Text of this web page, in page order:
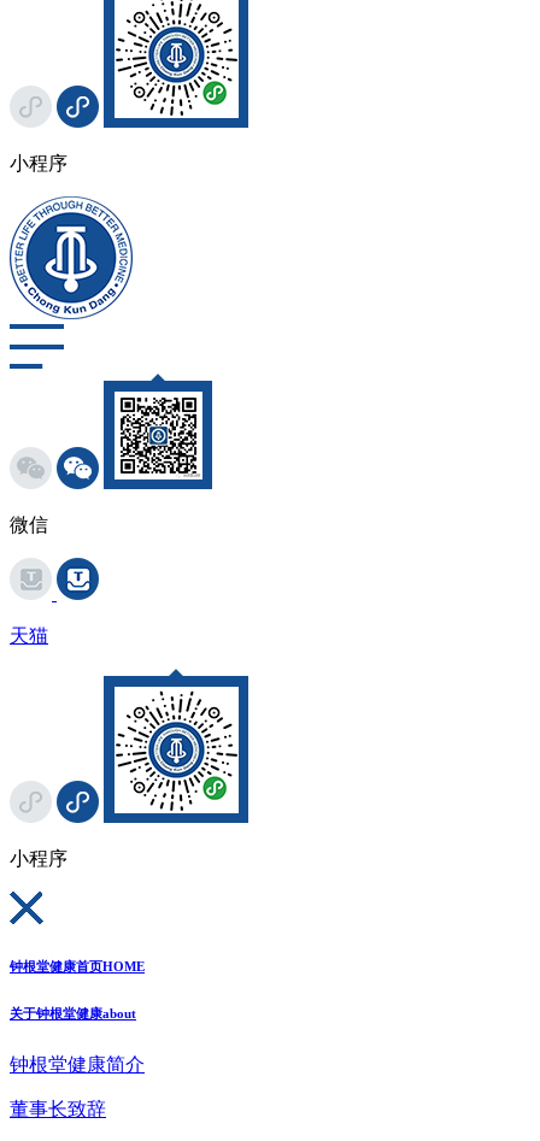
小程序
微信
天猫
小程序
钟根堂健康首页HOME
关于钟根堂健康about
钟根堂健康简介
董事长致辞